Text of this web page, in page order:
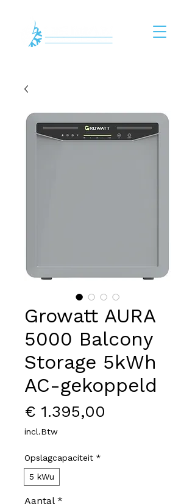
Growatt AURA
5000 Balcony
Storage 5kWh
AC-gekoppeld
€ 1.395,00
incl.Btw
Opslagcapaciteit *
5 kWu
Aantal *